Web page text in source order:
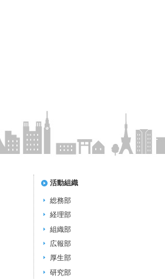
活動組織
総務部
経理部
組織部
広報部
厚生部
研究部